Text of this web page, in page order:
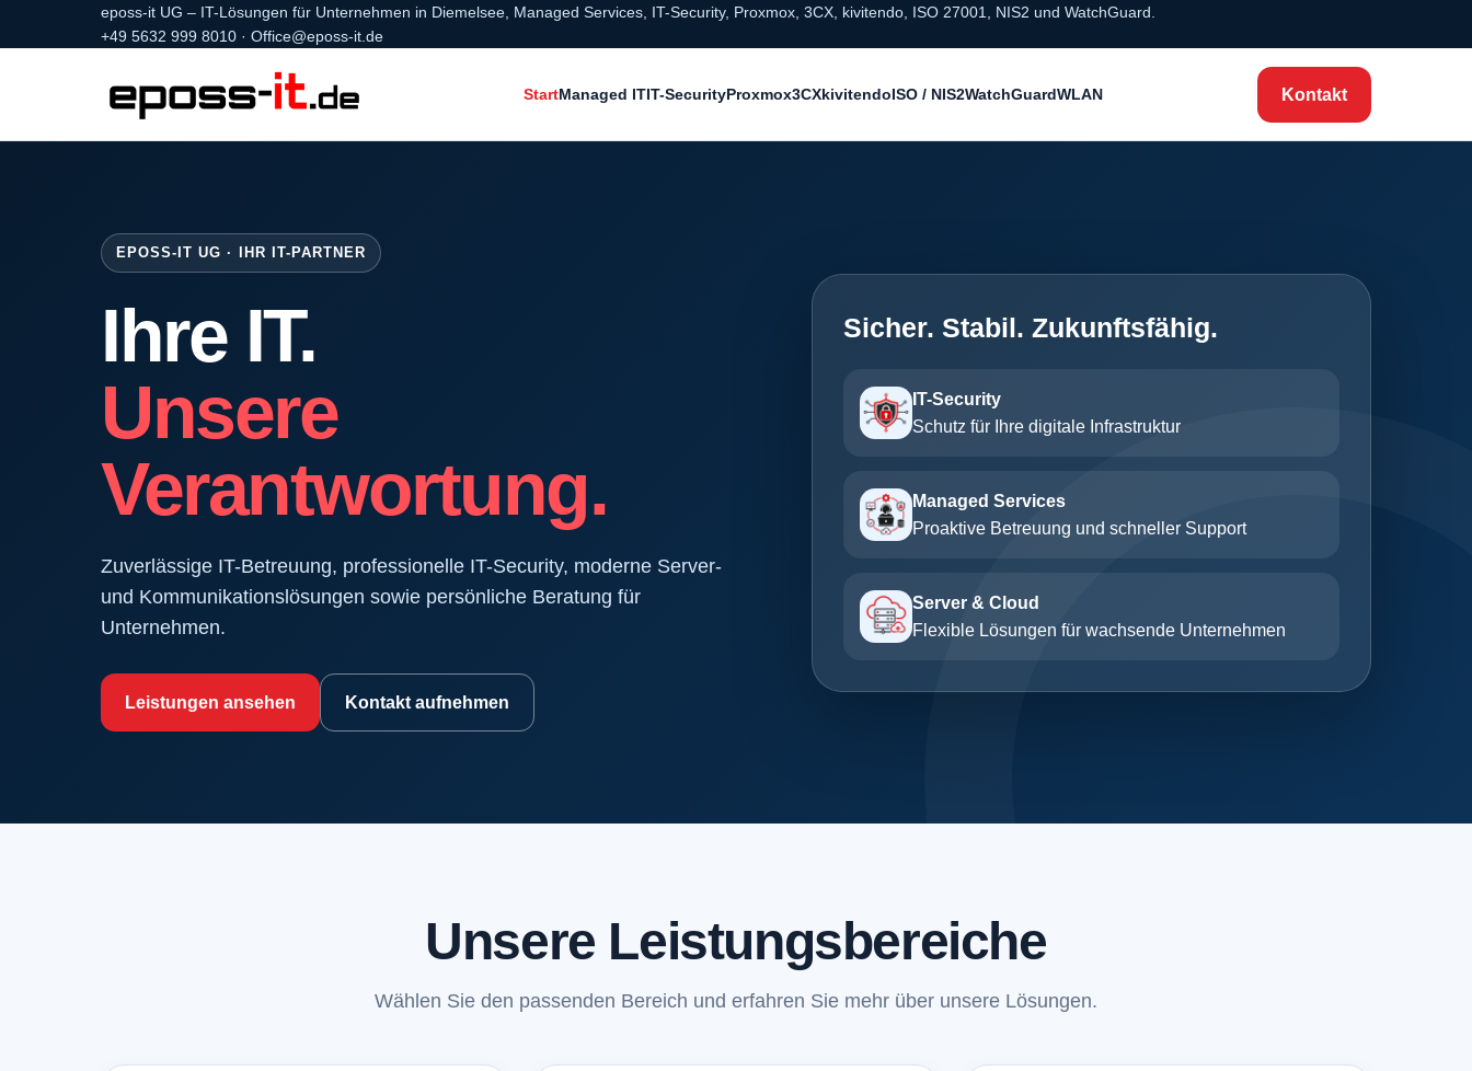
eposs-it UG – IT-Lösungen für Unternehmen in Diemelsee, Managed Services, IT-Security, Proxmox, 3CX, kivitendo, ISO 27001, NIS2 und WatchGuard.
+49 5632 999 8010 · Office@eposs-it.de
StartManaged ITIT-SecurityProxmox3CXkivitendoISO / NIS2WatchGuardWLAN Kontakt
EPOSS-IT UG · IHR IT-PARTNER
Ihre IT.
Unsere
Verantwortung.
Zuverlässige IT-Betreuung, professionelle IT-Security, moderne Server-
und Kommunikationslösungen sowie persönliche Beratung für
Unternehmen.
Leistungen ansehen Kontakt aufnehmen
Sicher. Stabil. Zukunftsfähig.
IT-Security
Schutz für Ihre digitale Infrastruktur
Managed Services
Proaktive Betreuung und schneller Support
Server & Cloud
Flexible Lösungen für wachsende Unternehmen
Unsere Leistungsbereiche
Wählen Sie den passenden Bereich und erfahren Sie mehr über unsere Lösungen.